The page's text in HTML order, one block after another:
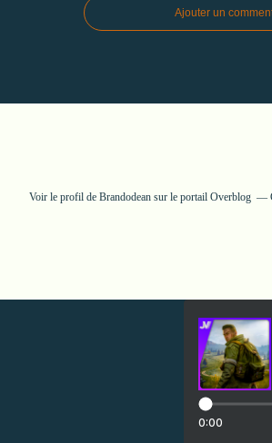
Ajouter un
Voir le profil de Brandodean sur le portail Overblog
0:00